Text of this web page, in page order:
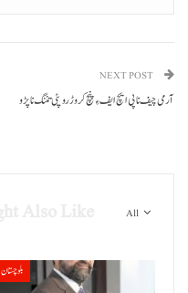
NEXT POST
آرمی چیف نا پی ایچ ایف ءِ پنچ کروڑ روپئی تننگ نا پڑو
All
بلوچستان